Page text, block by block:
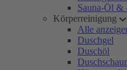
Sauna-Öl &
Körperreinigung
Alle
Duschgel
Duschöl